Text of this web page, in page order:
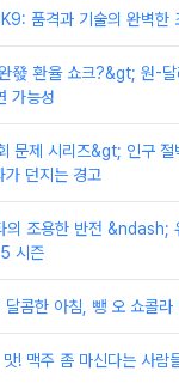
품격과 기술의 완벽한
發 환율 쇼크?&gt; 원-달
가능성
문제 시리즈&gt; 인구
던지는 경고
의 조용한 반전 &ndash;
시즌
콤한 아침, 뺑 오 쇼콜라
! 맥주 좀 마신다는 사람